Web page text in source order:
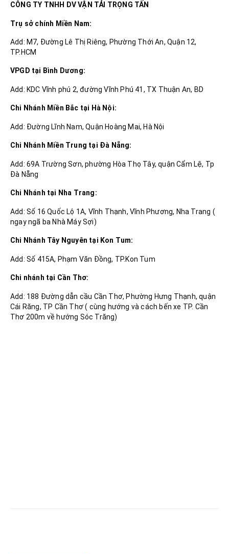
CÔNG TY TNHH DV VẬN TẢI TRỌNG TẤN
Trụ sở chính Miền Nam:
Add: M7, Đường Lê Thị Riêng, Phường Thới An, Quận 12,
TP.HCM
VPGD tại Bình Dương:
Add: KDC Vĩnh phú 2, đường Vĩnh Phú 41, TX Thuận An, BD
Chi Nhánh Miền Bắc tại Hà Nội:
Add: Đường Lĩnh Nam, Quận Hoàng Mai, Hà Nội
Chi Nhánh Miền Trung tại Đà Nẵng:
Add: 69A Trường Sơn, phường Hòa Thọ Tây, quận Cẩm Lệ, Tp
Đà Nẵng
Chi Nhánh tại Nha Trang:
Add: Số 16 Quốc Lộ 1A, Vĩnh Thạnh, Vĩnh Phương, Nha Trang (
ngay ngã ba Nhà Máy Sợi)
Chi Nhánh Tây Nguyên tại Kon Tum:
Add: Số 415A, Phạm Văn Đồng, TP.Kon Tum
Chi nhánh tại Cần Thơ:
Add: 188 Đường dẫn cầu Cần Thơ, Phường Hưng Thạnh, quận
Cái Răng, TP Cần Thơ ( cùng hướng và cách bến xe TP. Cần
Thơ 200m về hướng Sóc Trăng)